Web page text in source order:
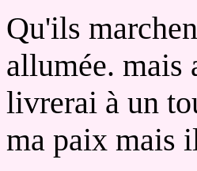
Qu'ils
allumée. mais
livrerai à un
ma paix mais